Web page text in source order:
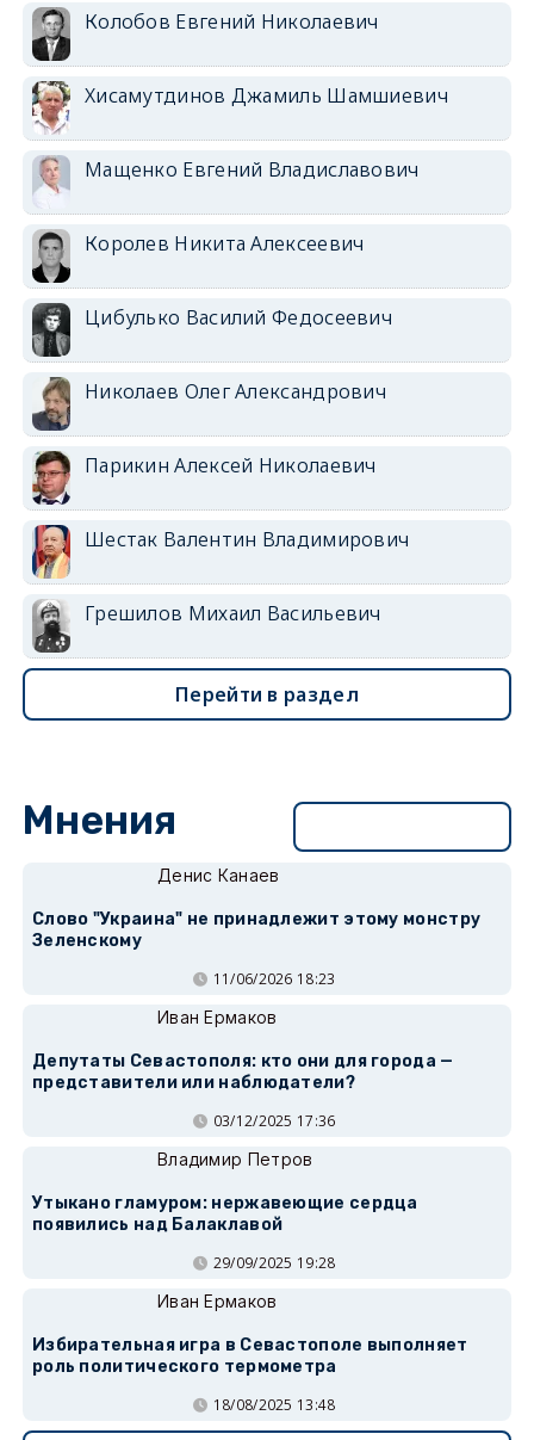
Колобов Евгений Николаевич
Хисамутдинов Джамиль Шамшиевич
Мащенко Евгений Владиславович
Королев Никита Алексеевич
Цибулько Василий Федосеевич
Николаев Олег Александрович
Парикин Алексей Николаевич
Шестак Валентин Владимирович
Грешилов Михаил Васильевич
Перейти в раздел
Мнения
Денис Канаев
Слово "Украина" не принадлежит этому монстру
Зеленскому
11/06/2026 18:23
Иван Ермаков
Депутаты Севастополя: кто они для города —
представители или наблюдатели?
03/12/2025 17:36
Владимир Петров
Утыкано гламуром: нержавеющие сердца
появились над Балаклавой
29/09/2025 19:28
Иван Ермаков
Избирательная игра в Севастополе выполняет
роль политического термометра
18/08/2025 13:48